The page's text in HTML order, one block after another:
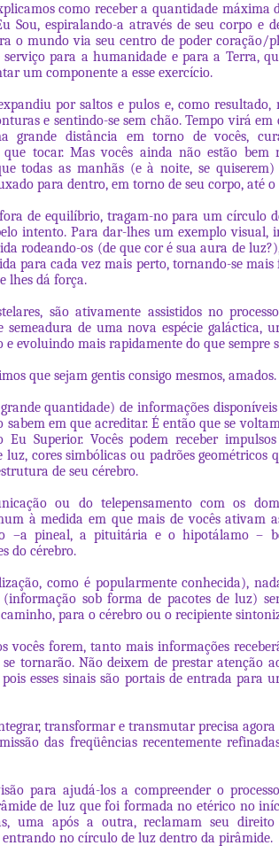
como receber a quantidade máxima
Sou, espiralando-a através de seu corpo e
o mundo via seu centro de poder coração/
para a humanidade e para a Terra,
um componente a esse exercício.
por saltos e pulos e, como resultado,
e sentindo-se sem chão. Tempo virá
grande distância em torno de vocês,
tocar. Mas vocês ainda não estão bem
todas as manhãs (e à noite, se
para dentro, em torno de seu corpo, até
de equilíbrio, tragam-no para um círculo
intento. Para dar-lhes um exemplo visual,
rodeando-os (de que cor é sua aura de
para cada vez mais perto, tornando-se
lhes dá força.
são ativamente assistidos no
semeadura de uma nova espécie galáctica,
evoluindo mais rapidamente do que sempre
que sejam gentis consigo mesmos, amados.
quantidade) de informações disponíveis
em que acreditar. É então que se
Superior. Vocês podem receber
luz, cores simbólicas ou padrões geométricos
de seu cérebro.
ou do telepensamento com os
à medida em que mais de vocês ativam
–a pineal, a pituitária e o hipotálamo –
do cérebro.
como é popularmente conhecida),
sob forma de pacotes de luz)
para o cérebro ou o recipiente
vocês forem, tanto mais informações
tornarão. Não deixem de prestar atenção
esses sinais são portais de entrada para
transformar e transmutar precisa
das freqüências recentemente
para ajudá-los a compreender o
de luz que foi formada no etérico no
uma após a outra, reclamam seu
entrando no círculo de luz dentro da pirâmide.